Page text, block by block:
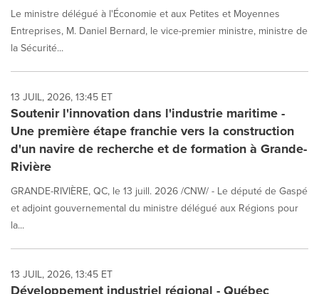
Le ministre délégué à l'Économie et aux Petites et Moyennes
Entreprises, M. Daniel Bernard, le vice-premier ministre, ministre de
la Sécurité...
13 JUIL, 2026, 13:45 ET
Soutenir l'innovation dans l'industrie maritime -
Une première étape franchie vers la construction
d'un navire de recherche et de formation à Grande-
Rivière
GRANDE-RIVIÈRE, QC, le 13 juill. 2026 /CNW/ - Le député de Gaspé
et adjoint gouvernemental du ministre délégué aux Régions pour
la...
13 JUIL, 2026, 13:45 ET